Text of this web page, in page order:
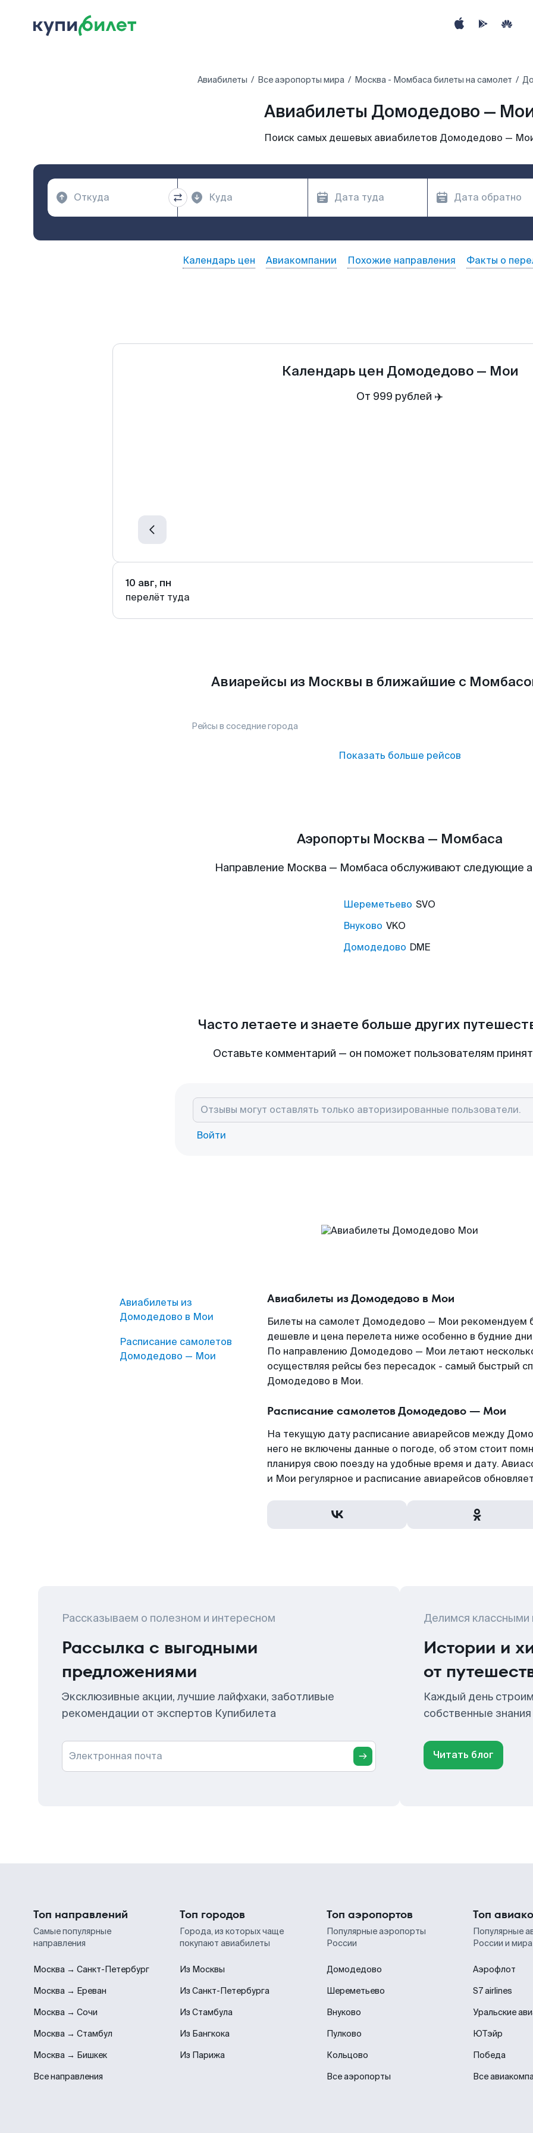
Авиабилеты Все аэропорты мира Москва - Момбаса билеты на самолет
Авиабилеты Домодедово —
Поиск самых дешевых авиабилетов Домодедово —
Календарь цен Авиакомпании Похожие направления Факты о
Календарь цен Домодедово— Мои
От 999 рублей ✈️
10 авг, пн
перелёт туда
Авиарейсы из Москвы в ближайшие с
Рейсы в соседние города
Показать больше рейсов
Аэропорты Москва — Момбаса
Направление Москва — Момбаса обслуживают следующие
Шереметьево SVO
Внуково VKO
Домодедово DME
Часто летаете и знаете больше других
Оставьте комментарий — он поможет пользователям
Войти
Авиабилеты из
Домодедово в Мои
Расписание самолетов
Домодедово — Мои
Авиабилеты из Домодедово в Мои
Билеты на самолет Домодедово — Мои рекомендуем
дешевле и цена перелета ниже особенно в будние
По направлению Домодедово — Мои летают
осуществляя рейсы без пересадок - самый быстрый
Домодедово в Мои.
Расписание самолетов Домодедово — Мои
На текущую дату расписание авиарейсов между
него не включены данные о погоде, об этом стоит
планируя свою поезду на удобные время и дату.
и Мои регулярное и расписание авиарейсов
Рассказываем о полезном и интересном
Рассылка с выгодными
предложениями
Эксклюзивные акции, лучшие лайфхаки, заботливые
рекомендации от экспертов Купибилета
Электронная почта
Делимся классными
Истории и
от
Каждый день
собственные
Читать блог
Топ направлений
Самые популярные
направления
Москва → Санкт-Петербург
Москва → Ереван
Москва → Сочи
Москва → Стамбул
Москва → Бишкек
Все направления
Топ городов
Города, из которых чаще
покупают авиабилеты
Из Москвы
Из Санкт-Петербурга
Из Стамбула
Из Бангкока
Из Парижа
Топ аэропортов
Популярные аэропорты
России
Домодедово
Шереметьево
Внуково
Пулково
Кольцово
Все аэропорты
Топ
Популярные
России и мира
Аэрофлот
S7 airlines
Уральские
ЮТэйр
Победа
Все